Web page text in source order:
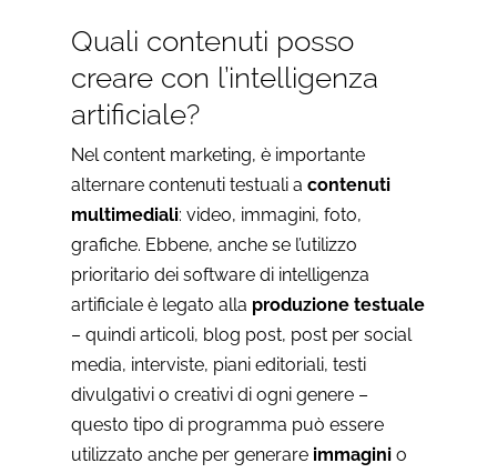
Quali contenuti posso
creare con l’intelligenza
artificiale?
Nel content marketing, è importante
alternare contenuti testuali a contenuti
multimediali: video, immagini, foto,
grafiche. Ebbene, anche se l’utilizzo
prioritario dei software di intelligenza
artificiale è legato alla produzione testuale
– quindi articoli, blog post, post per social
media, interviste, piani editoriali, testi
divulgativi o creativi di ogni genere –
questo tipo di programma può essere
utilizzato anche per generare immagini o